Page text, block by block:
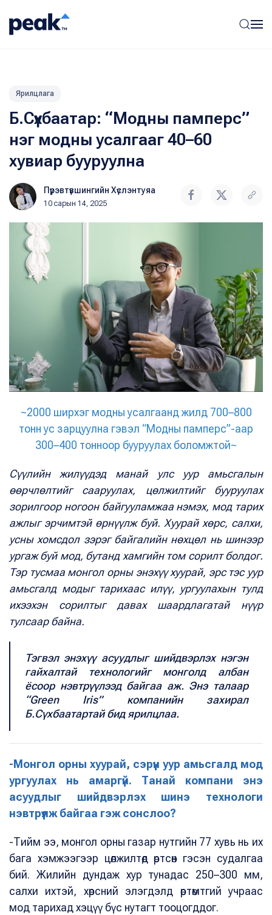
Ярилцлага
Б.Сүхбаатар: “Модны памперс”
нэг модны усалгааг 40–60
хувиар бууруулна
Пүрэвтүвшингийн Хүслэнтуяа
10 сарын 14, 2025
~2000 ширхэг модны усалгаанд жилд 700–800
тонн ус зарцуулна гэвэл “Модны памперс”-аар
300–400 тонноор бууруулах боломжтой~
Сүүлийн жилүүдэд манай улс уур амьсгалын
өөрчлөлтийг сааруулах, цөлжилтийг бууруулах
зорилгоор ногоон байгууламжаа нэмэх, мод тарих
ажлыг эрчимтэй өрнүүлж буй. Хуурай хөрс, салхи,
усны хомсдол зэрэг байгалийн нөхцөл нь шинээр
ургаж буй мод, бутанд хамгийн том сорилт болдог.
Тэр тусмаа монгол орны энэхүү хуурай, эрс тэс уур
амьсгалд модыг тарихаас илүү, ургуулахын тулд
ихээхэн сорилтыг давах шаардлагатай нүүр
тулсаар байна.
Тэгвэл энэхүү асуудлыг шийдвэрлэх нэгэн
гайхалтай технологийг монголд албан
ёсоор нэвтрүүлээд байгаа аж. Энэ талаар
“Green Iris” компанийн захирал
Б.Сүхбаатартай бид ярилцлаа.
-Монгол орны хуурай, сэрүүн уур амьсгалд мод
ургуулах нь амаргүй. Танай компани энэ
асуудлыг шийдвэрлэх шинэ технологи
нэвтрүүлж байгаа гэж сонслоо?
-Тийм ээ, монгол орны газар нутгийн 77 хувь нь их
бага хэмжээгээр цөлжилтөд өртсөн гэсэн судалгаа
бий. Жилийн дундаж хур тунадас 250–300 мм,
салхи ихтэй, хөрсний элэгдэлд өртөмтгий учраас
мод тарихад хэцүү бүс нутагт тооцогддог.